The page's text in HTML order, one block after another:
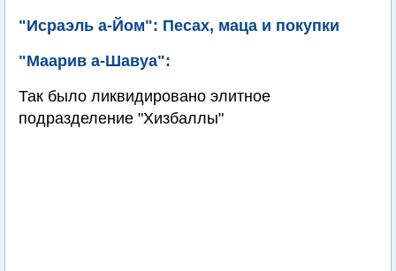
"Исраэль а-Йом": Песах, маца и покупки
"Маарив а-Шавуа":
Так было ликвидировано элитное
подразделение "Хизбаллы"